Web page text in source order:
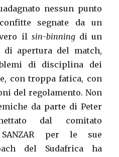
nessun punto
segnate da un
il sin-binningdi un
apertura del match,
di disciplina dei
con troppa fatica, con
del regolamento. Non
da parte di Peter
dal comitato
per le sue
del Sudafrica ha